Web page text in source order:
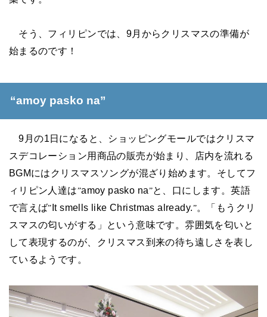
そう、フィリピンでは、 9月からクリスマスの準備が
始まるのです！
“amoy pasko na”
9 月の1 日になると、ショッピングモールではクリスマ
スデコレーション用商品の販売が始まり、店内を流れる
BGMにはクリスマスソングが混ざり始めます。そしてフ
ィリピン人達は”amoy pasko na”と、口にします。英語
で言えば” It smells like Christmas already.”。「もうクリ
スマスの匂いがする」という意味です。雰囲気を匂いと
して表現するのが、クリスマス到来の待ち遠しさを表し
ているようです。